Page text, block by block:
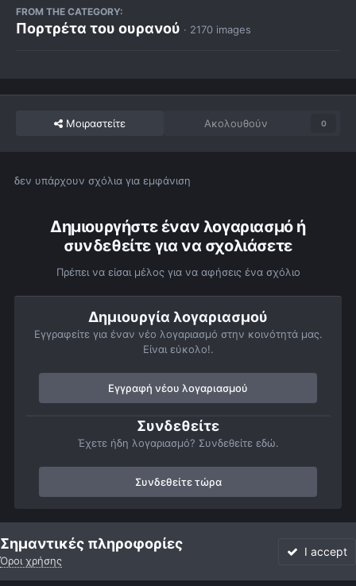
FROM THE CATEGORY:
Πορτρέτα του ουρανού · 2170 images
Μοιραστείτε Ακολουθούν 0
δεν υπάρχουν σχόλια για εμφάνιση
Δημιουργήστε έναν λογαριασμό ή
συνδεθείτε για να σχολιάσετε
Πρέπει να είσαι μέλος για να αφήσεις ένα σχόλιο
Δημιουργία λογαριασμού
Εγγραφείτε για έναν νέο λογαριασμό στην κοινότητά μας.
Είναι εύκολο!.
Εγγραφή νέου λογαριασμού
Συνδεθείτε
Έχετε ήδη λογαριασμό? Συνδεθείτε εδώ.
Συνδεθείτε τώρα
Αρχή Αστροφωτογραφίες Πορτρέτα του ουρανού
Σημαντικές πληροφορίες
Όροι χρήσης
I accept
Forum